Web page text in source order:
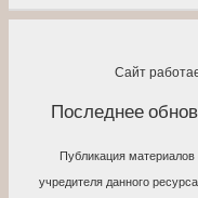
Сайт
Последнее
Публикация
учредителя данного